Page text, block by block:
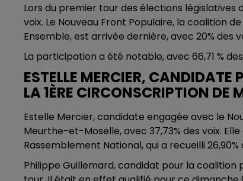
Lors du premier tour des élections législatives
voix. Le Nouveau Front Populaire, la coalition
Ensemble, est arrivée dernière, avec 20% des
La participation a été notable, avec 66,71 %
ESTELLE MERCIER, CANDIDATE
LA 1ÈRE CIRCONSCRIPTION DE
Estelle Mercier, candidate engagée avec le
Meurthe-et-Moselle, avec 37,73% des voix.
Rassemblement National, qui a recueilli 26,90%
Philippe Guillemard, candidat pour la